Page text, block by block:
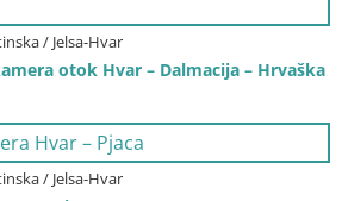
/ Jelsa-Hvar
otok Hvar – Dalmacija – Hrvaška
/ Jelsa-Hvar